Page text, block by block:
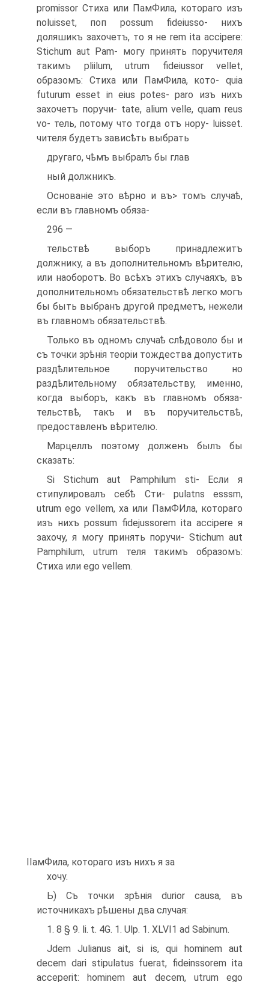
promissor Стиха или ПамФила, котораго изъ
noluisset, поп possum fideiusso- нихъ
доляшикъ захочетъ, то я не rem ita accipere:
Stichum aut Pam- могу принять поручителя
такимъ pliilum, utrum fideiussor vellet,
образомъ: Стиха или ПамФила, кото- quia
futurum esset in eius potes- paro изъ нихъ
захочетъ поручи- tate, alium velle, quam reus
vo- тель, потому что тогда отъ нору- luisset.
чителя будетъ зависѣть выбрать
другаго, чѣмъ выбралъ бы глав­
ный должникъ.
Основаніе это вѣрно и въ> томъ случаѣ,
если въ главномъ обяза-
296 —
тельствѣ выборъ принадлежитъ
должнику, а въ дополнительномъ вѣ­рителю,
или наоборотъ. Во всѣхъ этихъ случаяхъ, въ
дополнитель­номъ обязательствѣ легко могъ
бы быть выбранъ другой предметъ, нежели
въ главномъ обязательствѣ.
Только въ одномъ случаѣ слѣдоволо бы и
съ точки зрѣнія теоріи тождества допустить
раздѣлительное поручительство но
раздѣлитель­ному обязательству, именно,
когда выборъ, какъ въ главномъ обяза­
тельствѣ, такъ и въ поручительствѣ,
предоставленъ вѣрителю.
Марцеллъ поэтому долженъ былъ бы
сказать:
Si Stichum aut Pamphilum sti- Если я
стипулировалъ себѣ Сти- pulatns esssm,
utrum ego vellem, ха или ПамФИла, котораго
изъ нихъ possum fidejussorem ita accipere я
захочу, я могу принять поручи- Stichum aut
Pamphilum, utrum теля такимъ образомъ:
Стиха или ego vellem.
ІІамФила, котораго изъ нихъ я за­
хочу.
Ь) Съ точки зрѣнія durior causa, въ
источникахъ рѣшены два случая:
1. 8 § 9. li. t. 4G. 1. Ulp. 1. XLVI1 ad Sabinum.
Jdem Julianus ait, si is, qui hominem aut
decem dari stipulatus fuerat, fideinssorem ita
acceperit: hominem aut decem, utrum ego